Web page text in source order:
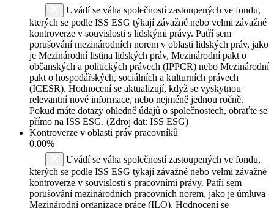
Uvádí se váha společností zastoupených ve fondu,
kterých se podle ISS ESG týkají závažné nebo velmi závažné
kontroverze v souvislosti s lidskými právy. Patří sem
porušování mezinárodních norem v oblasti lidských práv, jako
je Mezinárodní listina lidských práv, Mezinárodní pakt o
občanských a politických právech (IPPCR) nebo Mezinárodní
pakt o hospodářských, sociálních a kulturních právech
(ICESR). Hodnocení se aktualizují, když se vyskytnou
relevantní nové informace, nebo nejméně jednou ročně.
Pokud máte dotazy ohledně údajů o společnostech, obraťte se
přímo na ISS ESG. (Zdroj dat: ISS ESG)
Kontroverze v oblasti práv pracovníků
0.00%
Uvádí se váha společností zastoupených ve fondu,
kterých se podle ISS ESG týkají závažné nebo velmi závažné
kontroverze v souvislosti s pracovními právy. Patří sem
porušování mezinárodních pracovních norem, jako je úmluva
Mezinárodní organizace práce (ILO). Hodnocení se